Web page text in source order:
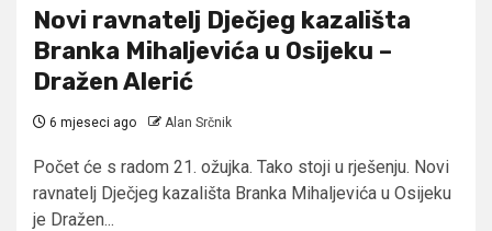
Novi ravnatelj Dječjeg kazališta
Branka Mihaljevića u Osijeku –
Dražen Alerić
6 mjeseci ago Alan Srčnik
Počet će s radom 21. ožujka. Tako stoji u rješenju. Novi
ravnatelj Dječjeg kazališta Branka Mihaljevića u Osijeku
je Dražen...